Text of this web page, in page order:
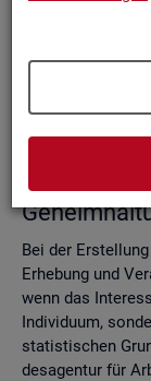
tung
Ver­gleich
Recht­li­che
Bei der
Er­he­bung und
wenn das
In­di­vi­du­um,
sta­tis­ti­schen
des­agen­tur für